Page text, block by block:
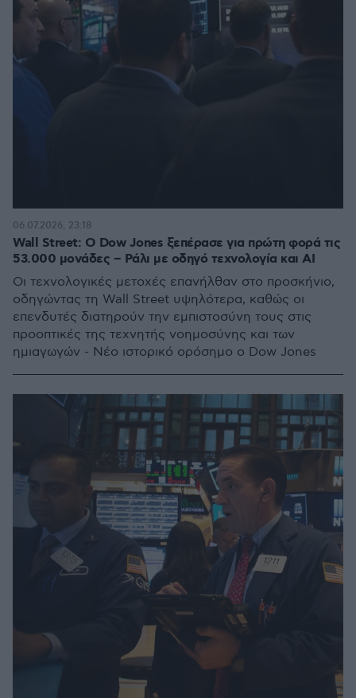
Wall Street: Ο Dow Jones ξεπέρασε για πρώτη φορά τις
53.000 μονάδες – Ράλι με οδηγό τεχνολογία και AI
Οι τεχνολογικές μετοχές επανήλθαν στο προσκήνιο,
οδηγώντας τη Wall Street υψηλότερα, καθώς οι
επενδυτές διατηρούν την εμπιστοσύνη τους στις
προοπτικές της τεχνητής νοημοσύνης και των
ημιαγωγών - Nέο ιστορικό ορόσημο ο Dow Jones
06.07.2026, 23:18